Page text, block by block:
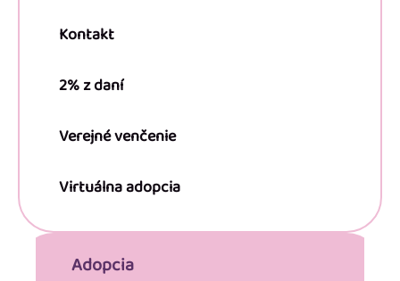
Kontakt
2% z daní
Verejné venčenie
Virtuálna adopcia
Adopcia